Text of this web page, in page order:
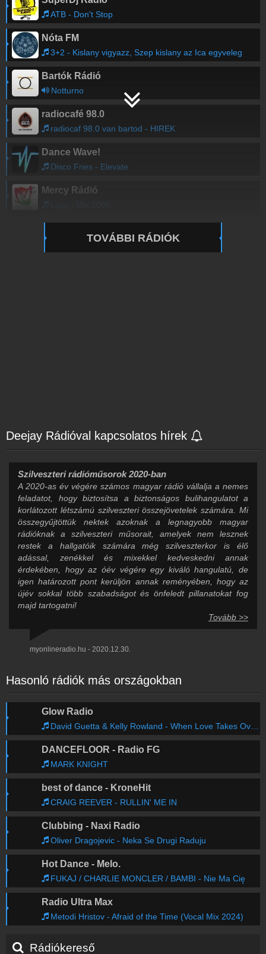
ATB - Don't Stop
Nóta FM
3+2 - Kislany vigyazz, Szep kislany az Ica egyveleg
Bartók Rádió
Notturno
radiocafé 98.0
radiocaf 98.0 van bartod - HIREK
Dance Wave!
Disco Fries - Elevate
Mercy Rádió
TOVÁBBI RÁDIÓK
Deejay Rádióval kapcsolatos hírek
Szilveszteri rádióműsorok 2020-ban
A 2020-as év végére számos magyar rádió vállalja a nemes
feladatot, hogy biztosítsa a biztonságos bulihangulatot a
korlátozott létszámú szilveszteri összejövetelek számára. Mi
összegyűjtöttük nektek azoknak a legnagyobb magyar
rádióknak a szilveszteri műsorait, amelyek nem lesznek
restek a hallgatóik számára még szilveszterkor is élő
adással, zenékkel és mixekkel kedveskedni annak
érdekében, hogy az óév végére egy kiváló hangulatú, de
igen határozott pont kerüljön annak reményében, hogy az
újév sokkal több szabadságot és önfeledt pillanatokat fog
majd tartogatni!
Tovább >>
myonlineradio.hu - 2020.12.30.
Hasonló rádiók más országokban
Glow Radio
David Guetta & Kelly Rowland - When Love Takes Over (Feat. Kelly Rowland)
DANCEFLOOR - Radio FG
MARK KNIGHT
best of dance - KroneHit
CRAIG REEVER - RULLIN' ME IN
Clubbing - Naxi Radio
Oliver Dragojevic - Neka Se Drugi Raduju
Hot Dance - Melo.
FUKAJ / CHARLIE MONCLER / BAMBI - Nie Ma Cię
Radio Ultra Max
Metodi Hristov - Afraid of the Time (Vocal Mix 2024)
Rádiókereső